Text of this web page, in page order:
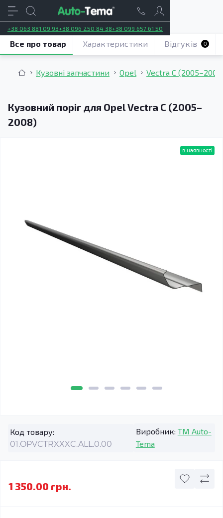
+38 063 881 09 93+38 096 250 84 38+38 099 657 61 50
Кузовні запчастини Opel Vectra C
Кузовний поріг для Opel Vectra C (2005–
2008)
Все про товар Характеристики Відгуків 0
в наявності
Код товару:
01.OPVCTRXXXC.ALL.0.00
Виробник: TM Auto-
Tema
1 350.00 грн.